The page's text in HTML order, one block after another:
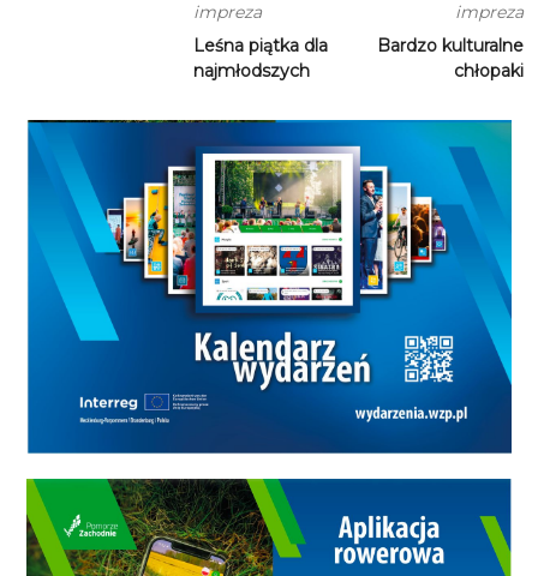
impreza
Leśna piątka dla
najmłodszych
impreza
Bardzo kulturalne
chłopaki